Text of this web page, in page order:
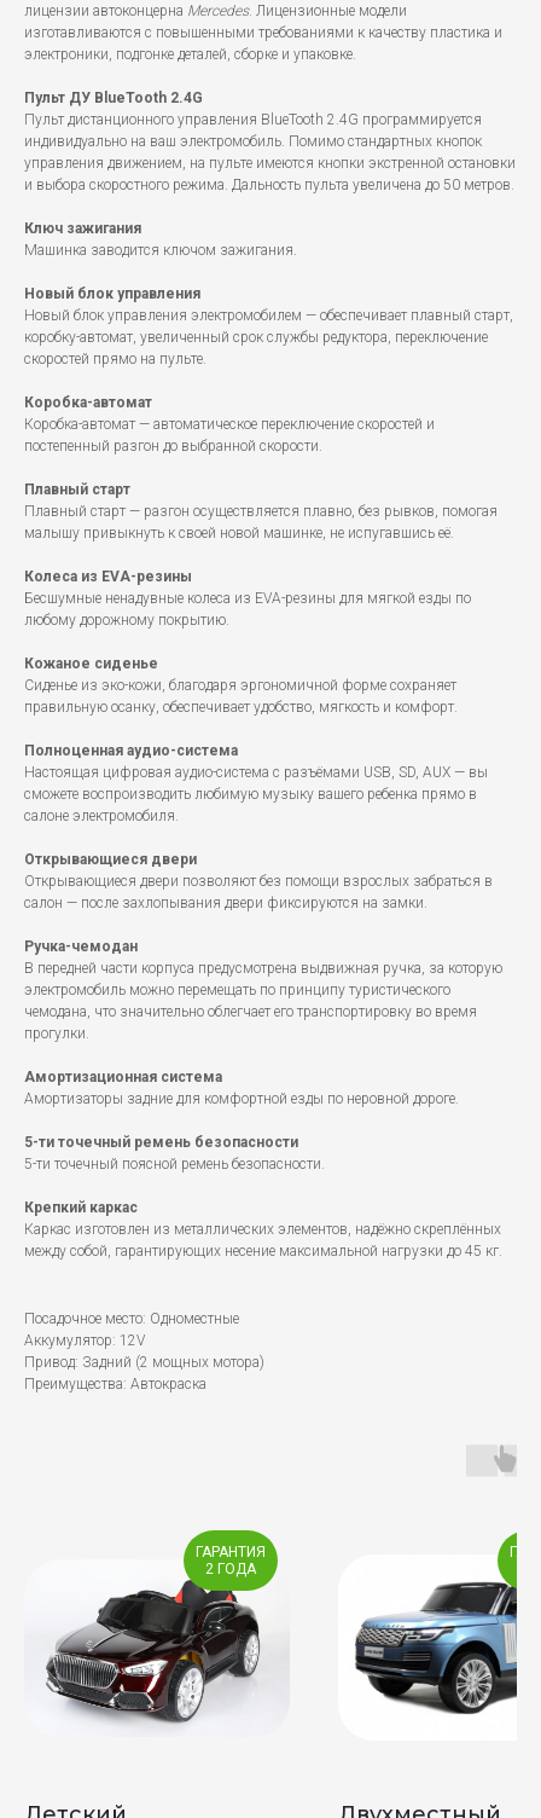
лицензии автоконцерна Mercedes. Лицензионные модели
изготавливаются с повышенными требованиями к качеству пластика и
электроники, подгонке деталей, сборке и упаковке.
Пульт ДУ BlueTooth 2.4G
Пульт дистанционного управления BlueTooth 2.4G программируется
индивидуально на ваш электромобиль. Помимо стандартных кнопок
управления движением, на пульте имеются кнопки экстренной остановки
и выбора скоростного режима. Дальность пульта увеличена до 50 метров.
Ключ зажигания
Машинка заводится ключом зажигания.
Новый блок управления
Новый блок управления электромобилем — обеспечивает плавный старт,
коробку-автомат, увеличенный срок службы редуктора, переключение
скоростей прямо на пульте.
Коробка-автомат
Коробка-автомат — автоматическое переключение скоростей и
постепенный разгон до выбранной скорости.
Плавный старт
Плавный старт — разгон осуществляется плавно, без рывков, помогая
малышу привыкнуть к своей новой машинке, не испугавшись её.
Колеса из EVA-резины
Бесшумные ненадувные колеса из EVA-резины для мягкой езды по
любому дорожному покрытию.
Кожаное сиденье
Сиденье из эко-кожи, благодаря эргономичной форме сохраняет
правильную осанку, обеспечивает удобство, мягкость и комфорт.
Полноценная аудио-система
Настоящая цифровая аудио-система с разъёмами USB, SD, AUX — вы
сможете воспроизводить любимую музыку вашего ребенка прямо в
салоне электромобиля.
Открывающиеся двери
Открывающиеся двери позволяют без помощи взрослых забраться в
салон — после захлопывания двери фиксируются на замки.
Ручка-чемодан
В передней части корпуса предусмотрена выдвижная ручка, за которую
электромобиль можно перемещать по принципу туристического
чемодана, что значительно облегчает его транспортировку во время
прогулки.
Амортизационная система
Амортизаторы задние для комфортной езды по неровной дороге.
5-ти точечный ремень безопасности
5-ти точечный поясной ремень безопасности.
Крепкий каркас
Каркас изготовлен из металлических элементов, надёжно скреплённых
между собой, гарантирующих несение максимальной нагрузки до 45 кг.
Посадочное место: Одноместные
Аккумулятор: 12V
Привод: Задний (2 мощных мотора)
Преимущества: Автокраска
ГАРАНТИЯ
2 ГОДА